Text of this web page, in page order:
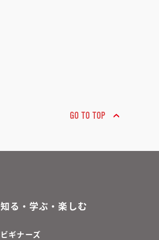
GO TO TOP
知る・学ぶ・楽しむ
ビギナーズ